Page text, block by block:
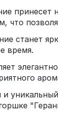
что
станет
время.
и